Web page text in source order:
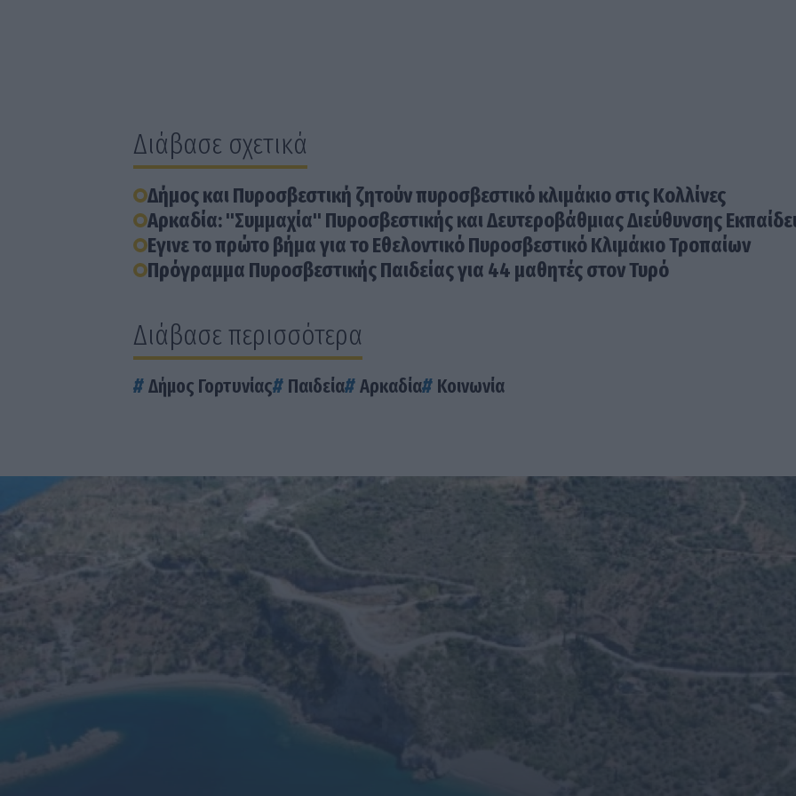
Διάβασε σχετικά
Δήμος και Πυροσβεστική ζητούν πυροσβεστικό κλιμάκιο στις Κολλίνες
Αρκαδία: "Συμμαχία" Πυροσβεστικής και Δευτεροβάθμιας Διεύθυνσης
Εγινε το πρώτο βήμα για το Εθελοντικό Πυροσβεστικό Κλιμάκιο Τροπαίων
Πρόγραμμα Πυροσβεστικής Παιδείας για 44 μαθητές στον Τυρό
Διάβασε περισσότερα
Δήμος Γορτυνίας Παιδεία Αρκαδία Κοινωνία